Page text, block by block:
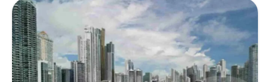
Cúpula
de
Seguros
Saúde
&
Vida
LATAM